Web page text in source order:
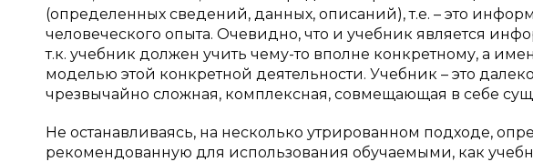
(определенных сведений, данных, описаний), т.е. – это
человеческого опыта. Очевидно, что и учебник является
т.к. учебник должен учить чему-то вполне конкретному, а
моделью этой конкретной деятельности. Учебник – это
чрезвычайно сложная, комплексная, совмещающая в себе
Не останавливаясь, на несколько утрированном подходе,
рекомендованную для использования обучаемыми, как